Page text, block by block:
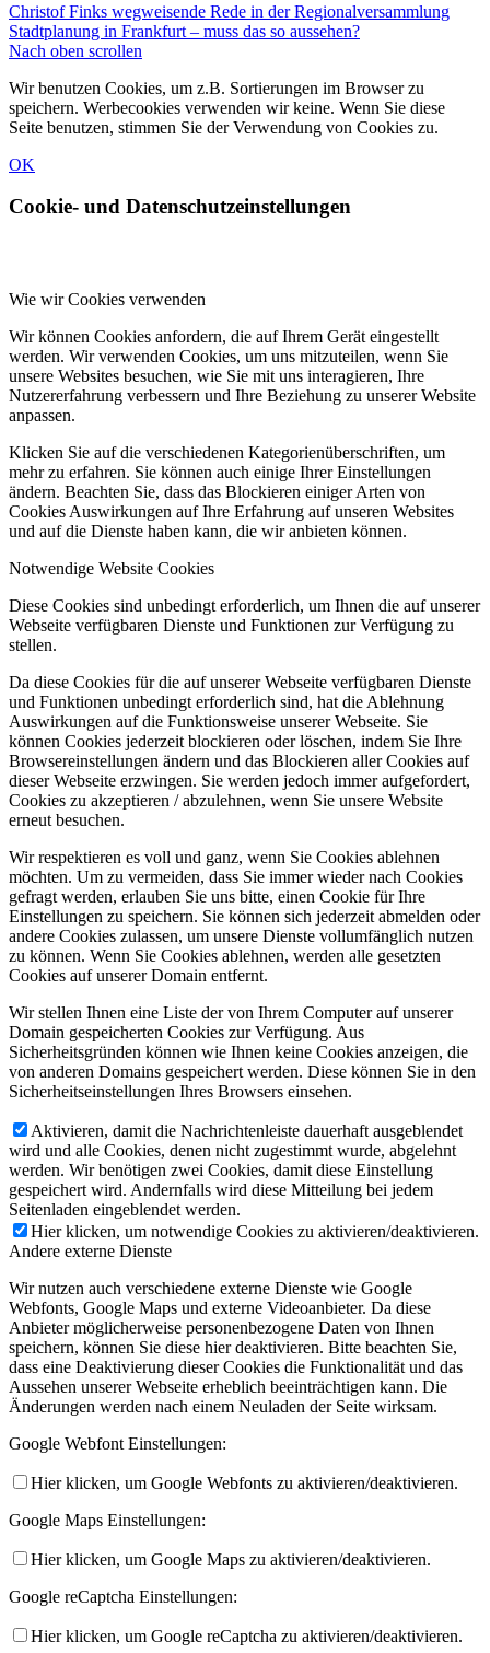
Christof Finks wegweisende Rede in der Regionalversammlung
Stadtplanung in Frankfurt – muss das so aussehen?
Nach oben scrollen
Wir benutzen Cookies, um z.B. Sortierungen im Browser zu
speichern. Werbecookies verwenden wir keine. Wenn Sie diese
Seite benutzen, stimmen Sie der Verwendung von Cookies zu.
OK
Cookie- und Datenschutzeinstellungen
Wie wir Cookies verwenden
Wir können Cookies anfordern, die auf Ihrem Gerät eingestellt
werden. Wir verwenden Cookies, um uns mitzuteilen, wenn Sie
unsere Websites besuchen, wie Sie mit uns interagieren, Ihre
Nutzererfahrung verbessern und Ihre Beziehung zu unserer Website
anpassen.
Klicken Sie auf die verschiedenen Kategorienüberschriften, um
mehr zu erfahren. Sie können auch einige Ihrer Einstellungen
ändern. Beachten Sie, dass das Blockieren einiger Arten von
Cookies Auswirkungen auf Ihre Erfahrung auf unseren Websites
und auf die Dienste haben kann, die wir anbieten können.
Notwendige Website Cookies
Diese Cookies sind unbedingt erforderlich, um Ihnen die auf unserer
Webseite verfügbaren Dienste und Funktionen zur Verfügung zu
stellen.
Da diese Cookies für die auf unserer Webseite verfügbaren Dienste
und Funktionen unbedingt erforderlich sind, hat die Ablehnung
Auswirkungen auf die Funktionsweise unserer Webseite. Sie
können Cookies jederzeit blockieren oder löschen, indem Sie Ihre
Browsereinstellungen ändern und das Blockieren aller Cookies auf
dieser Webseite erzwingen. Sie werden jedoch immer aufgefordert,
Cookies zu akzeptieren / abzulehnen, wenn Sie unsere Website
erneut besuchen.
Wir respektieren es voll und ganz, wenn Sie Cookies ablehnen
möchten. Um zu vermeiden, dass Sie immer wieder nach Cookies
gefragt werden, erlauben Sie uns bitte, einen Cookie für Ihre
Einstellungen zu speichern. Sie können sich jederzeit abmelden oder
andere Cookies zulassen, um unsere Dienste vollumfänglich nutzen
zu können. Wenn Sie Cookies ablehnen, werden alle gesetzten
Cookies auf unserer Domain entfernt.
Wir stellen Ihnen eine Liste der von Ihrem Computer auf unserer
Domain gespeicherten Cookies zur Verfügung. Aus
Sicherheitsgründen können wie Ihnen keine Cookies anzeigen, die
von anderen Domains gespeichert werden. Diese können Sie in den
Sicherheitseinstellungen Ihres Browsers einsehen.
Aktivieren, damit die Nachrichtenleiste dauerhaft ausgeblendet
wird und alle Cookies, denen nicht zugestimmt wurde, abgelehnt
werden. Wir benötigen zwei Cookies, damit diese Einstellung
gespeichert wird. Andernfalls wird diese Mitteilung bei jedem
Seitenladen eingeblendet werden.
Hier klicken, um notwendige Cookies zu aktivieren/deaktivieren.
Andere externe Dienste
Wir nutzen auch verschiedene externe Dienste wie Google
Webfonts, Google Maps und externe Videoanbieter. Da diese
Anbieter möglicherweise personenbezogene Daten von Ihnen
speichern, können Sie diese hier deaktivieren. Bitte beachten Sie,
dass eine Deaktivierung dieser Cookies die Funktionalität und das
Aussehen unserer Webseite erheblich beeinträchtigen kann. Die
Änderungen werden nach einem Neuladen der Seite wirksam.
Google Webfont Einstellungen:
Hier klicken, um Google Webfonts zu aktivieren/deaktivieren.
Google Maps Einstellungen:
Hier klicken, um Google Maps zu aktivieren/deaktivieren.
Google reCaptcha Einstellungen:
Hier klicken, um Google reCaptcha zu aktivieren/deaktivieren.